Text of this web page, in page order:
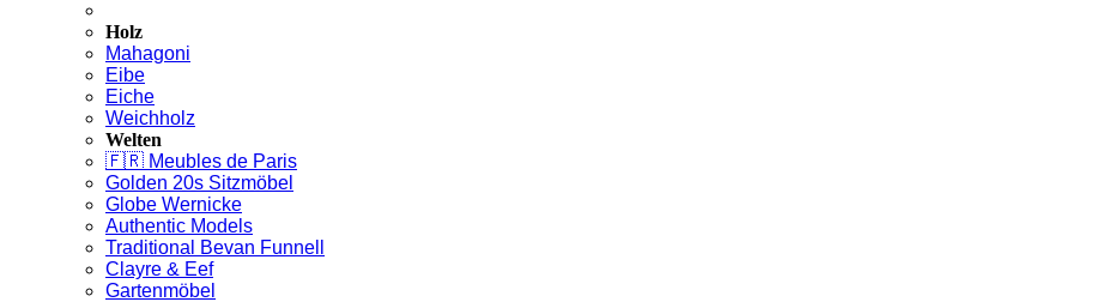
Holz
Mahagoni
Eibe
Eiche
Weichholz
Welten
🇫🇷 Meubles de Paris
Golden 20s Sitzmöbel
Globe Wernicke
Authentic Models
Traditional Bevan Funnell
Clayre & Eef
Gartenmöbel